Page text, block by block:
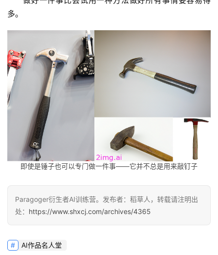
A
I
I
P
课
程
多。
即使是锤子也可以专门做一件事——它并不总是用来敲钉子
Paragoger衍生者AI训练营。发布者：稻草人，转载请注明出
处： https://www.shxcj.com/archives/4365
AI作品名人堂